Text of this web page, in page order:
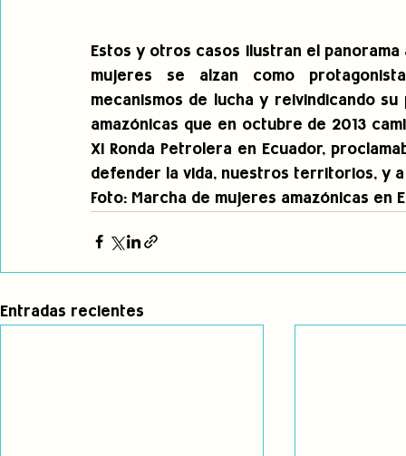
Estos y otros casos ilustran el
mujeres se alzan como
mecanismos de lucha y reivindicando
amazónicas que en octubre de 2013
XI Ronda Petrolera en Ecuador,
defender la vida, nuestros territorios, y
Foto: Marcha de mujeres amazónicas en
Entradas recientes